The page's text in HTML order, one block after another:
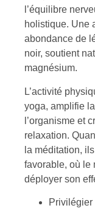
l’équilibre
holistique. Une
abondance de
noir, soutient
magnésium.
L’activité
yoga, amplifie
l’organisme et
relaxation.
la méditation,
favorable, où le
déployer son
Privilégier